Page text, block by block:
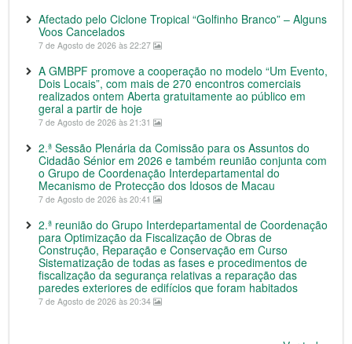
Afectado pelo Ciclone Tropical “Golfinho Branco” – Alguns
Voos Cancelados
7 de Agosto de 2026 às 22:27
A GMBPF promove a cooperação no modelo “Um Evento,
Dois Locais”, com mais de 270 encontros comerciais
realizados ontem Aberta gratuitamente ao público em
geral a partir de hoje
7 de Agosto de 2026 às 21:31
2.ª Sessão Plenária da Comissão para os Assuntos do
Cidadão Sénior em 2026 e também reunião conjunta com
o Grupo de Coordenação Interdepartamental do
Mecanismo de Protecção dos Idosos de Macau
7 de Agosto de 2026 às 20:41
2.ª reunião do Grupo Interdepartamental de Coordenação
para Optimização da Fiscalização de Obras de
Construção, Reparação e Conservação em Curso
Sistematização de todas as fases e procedimentos de
fiscalização da segurança relativas a reparação das
paredes exteriores de edifícios que foram habitados
7 de Agosto de 2026 às 20:34